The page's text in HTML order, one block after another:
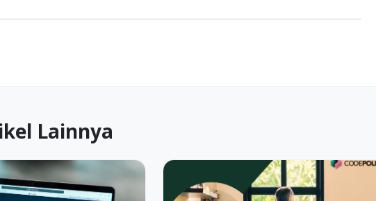
Lainnya